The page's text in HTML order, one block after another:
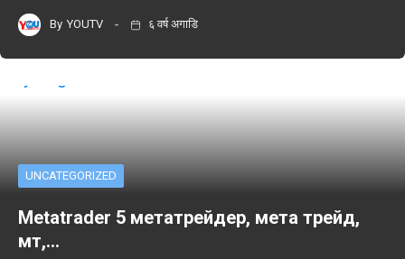
By YOUTV ६ वर्ष अगाडि
UNCATEGORIZED
Metatrader 5 метатрейдер, мета трейд,
мт,…